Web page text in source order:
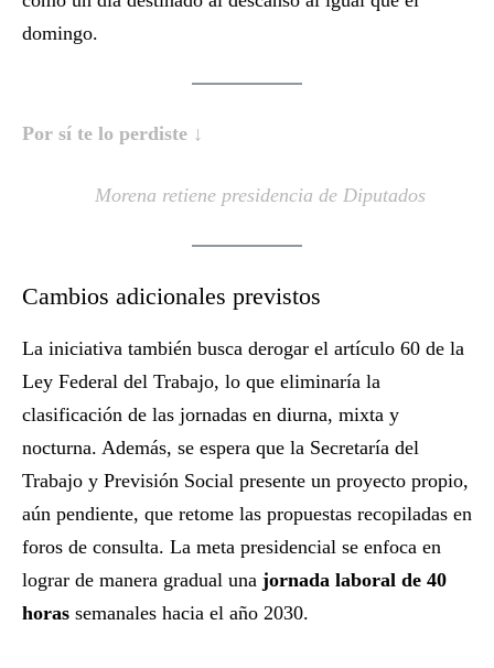
domingo.
Por sí te lo perdiste ↓
Morena retiene presidencia de Diputados
Cambios adicionales previstos
La iniciativa también busca derogar el artículo 60 de la
Ley Federal del Trabajo, lo que eliminaría la
clasificación de las jornadas en diurna, mixta y
nocturna. Además, se espera que la Secretaría del
Trabajo y Previsión Social presente un proyecto propio,
aún pendiente, que retome las propuestas recopiladas en
foros de consulta. La meta presidencial se enfoca en
lograr de manera gradual una jornada laboral de 40
horas semanales hacia el año 2030.